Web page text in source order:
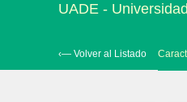
UADE -
‹— Volver al Listado